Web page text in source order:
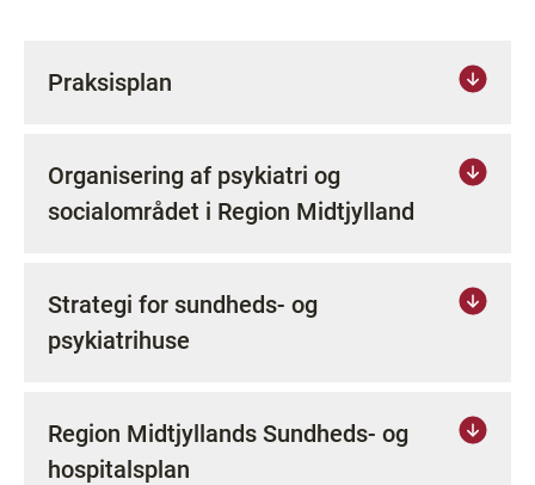
Praksisplan
Organisering af psykiatri og
socialområdet i Region Midtjylland
Strategi for sundheds- og
psykiatrihuse
Region Midtjyllands Sundheds- og
hospitalsplan